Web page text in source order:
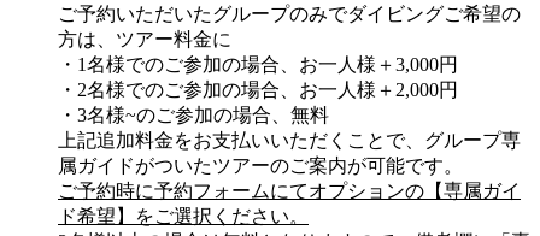
ご予約いただいたグループのみでダイビングご希望の
方は、ツアー料金に
・1名様でのご参加の場合、お一人様＋3,000円
・2名様でのご参加の場合、お一人様＋2,000円
・3名様~のご参加の場合、無料
上記追加料金をお支払いいただくことで、グループ専
属ガイドがついたツアーのご案内が可能です。
ご予約時に予約フォームにてオプションの【専属ガイ
ド希望】をご選択ください。